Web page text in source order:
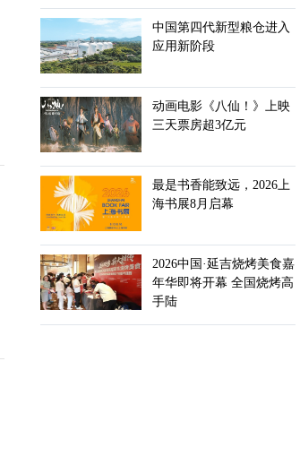
中国第四代新型粮仓进入
应用新阶段
动画电影《八仙！》上映
三天票房超3亿元
最是书香能致远，2026上
海书展8月启幕
2026中国·延吉烧烤美食嘉
年华即将开幕 全国烧烤高
手陆